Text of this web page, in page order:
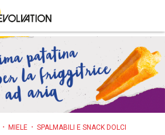
MIELE SPALMABILI E SNACK DOLCI